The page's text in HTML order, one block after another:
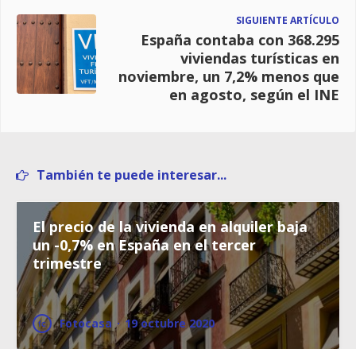
SIGUIENTE ARTÍCULO
España contaba con 368.295
viviendas turísticas en
noviembre, un 7,2% menos que
en agosto, según el INE
También te puede interesar...
El precio de la vivienda en alquiler baja
un -0,7% en España en el tercer
trimestre
Fotocasa · 19 octubre 2020